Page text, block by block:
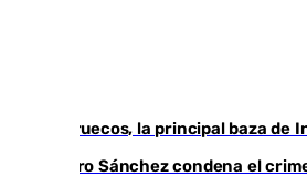
Marruecos, la principal baza
Pedro Sánchez condena el